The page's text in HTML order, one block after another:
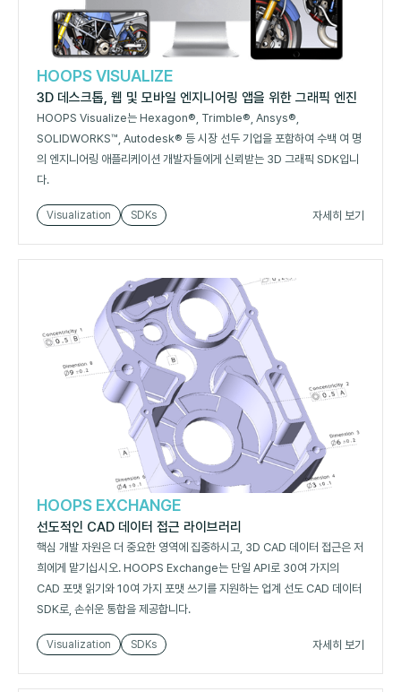
HOOPS VISUALIZE
3D 데스크톱, 웹 및 모바일 엔지니어링 앱을 위한 그래픽 엔진
HOOPS Visualize는 Hexagon®, Trimble®, Ansys®,
SOLIDWORKS™, Autodesk® 등 시장 선두 기업을 포함하여 수백 여 명
의 엔지니어링 애플리케이션 개발자들에게 신뢰받는 3D 그래픽 SDK입니
다.
Visualization SDKs 자세히 보기
HOOPS EXCHANGE
선도적인 CAD 데이터 접근 라이브러리
핵심 개발 자원은 더 중요한 영역에 집중하시고, 3D CAD 데이터 접근은 저
희에게 맡기십시오. HOOPS Exchange는 단일 API로 30여 가지의
CAD 포맷 읽기와 10여 가지 포맷 쓰기를 지원하는 업계 선도 CAD 데이터
SDK로, 손쉬운 통합을 제공합니다.
Visualization SDKs 자세히 보기